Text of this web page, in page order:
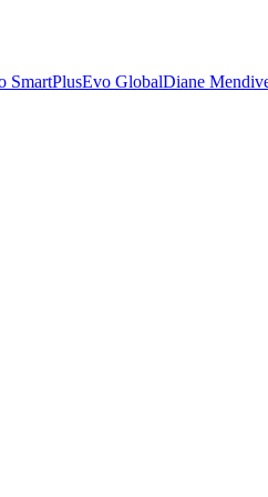
SmartPlusEvo GlobalDiane